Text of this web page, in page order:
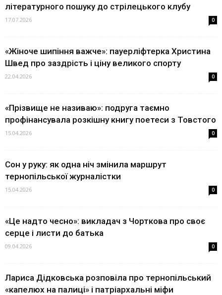
літературного пошуку до стрілецького клубу
17.07.2026 0
«Жіноче шипіння важче»: пауерліфтерка Христина
Швед про заздрість і ціну великого спорту
22.04.2026 0
«Прізвище не називаю»: подруга таємно
профінансувала розкішну книгу поетеси з Товстого
15.04.2026 0
Сон у руку: як одна ніч змінила маршрут
тернопільської журналістки
15.04.2026 0
«Це надто чесно»: викладач з Чорткова про своє
серце і листи до батька
09.04.2026 0
Лариса Дідковська розповіла про тернопільський
«капелюх на палиці» і патріархальні міфи